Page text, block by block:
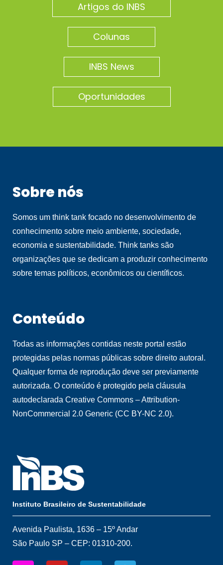
Artigos do INBS
Colunas
INBS News
Oportunidades
Sobre nós
Somos um think tank focado no desenvolvimento de
conhecimento sobre meio ambiente, sociedade,
economia e sustentabilidade. Think tanks são
organizações que se dedicam a produzir conhecimento
sobre temas políticos, econômicos ou científicos.
Conteúdo
Todas as informações contidas neste portal estão
protegidas pelas normas públicas sobre direito autoral.
Qualquer forma de reprodução deve ser previamente
autorizada. O conteúdo é protegido pela cláusula
autodeclarada Creative Commons – Attribution-
NonCommercial 2.0 Generic (CC BY-NC 2.0).
Instituto Brasileiro de Sustentabilidade
Avenida Paulista, 1636 – 15º Andar
São Paulo SP – CEP: 01310-200.